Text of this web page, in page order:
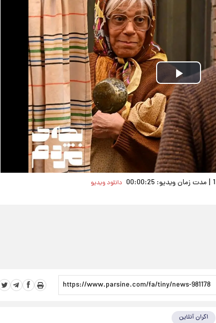
Play
Video
| مدت زمان ویدیو: 00:00:25 دانلود ویدیو
اکران آنلاین